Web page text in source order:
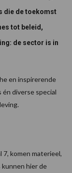
die de toekomst
tot beleid,
de sector is in
en inspirerende
diverse special
komen materieel,
kunnen hier de